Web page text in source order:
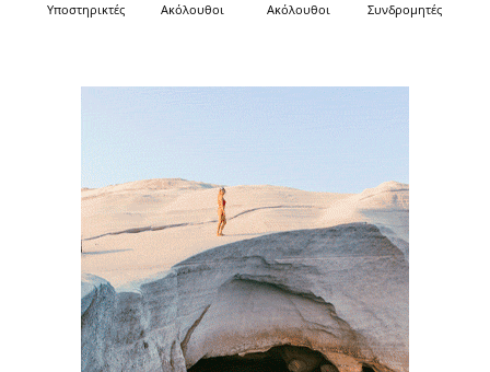
Υποστηρικτές Ακόλουθοι Ακόλουθοι Συνδρομητές